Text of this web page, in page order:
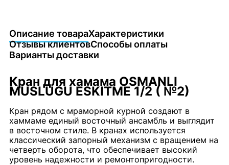
Описание товараХарактеристики
Отзывы клиентовСпособы оплаты
Варианты доставки
Кран для хамама OSMANLI
MUSLUGU ESKITME 1/2 ( №2)
Кран рядом с мраморной курной создают в
хаммаме единый восточный ансамбль и выглядит
в восточном стиле. В кранах используется
классический запорный механизм с вращением на
четверть оборота, что обеспечивает высокий
уровень надежности и ремонтопригодности.